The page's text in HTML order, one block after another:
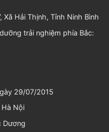
Xã Hải Thịnh, Tỉnh Ninh Bình
trải nghiệm phía Bắc:
29/07/2015
Nội
Dương